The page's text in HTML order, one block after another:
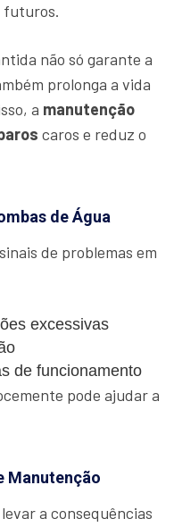
futuros.
não só garante a
prolonga a vida
a manutenção
caros e reduz o
de Água
de problemas em
excessivas
de funcionamento
pode ajudar a
Manutenção
a consequências